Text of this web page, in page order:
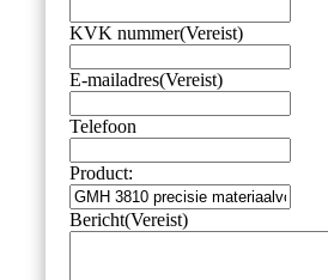
KVK nummer(Vereist)
E-mailadres(Vereist)
Telefoon
Product:
Bericht(Vereist)